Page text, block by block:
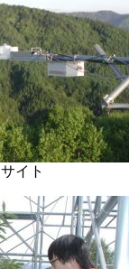
イト